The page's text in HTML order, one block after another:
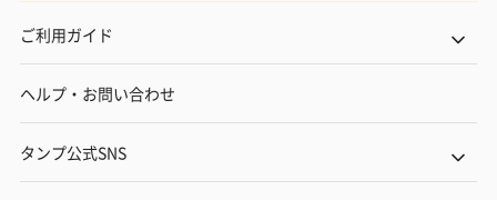
ご利用ガイド
ヘルプ・お問い合わせ
タンプ公式SNS